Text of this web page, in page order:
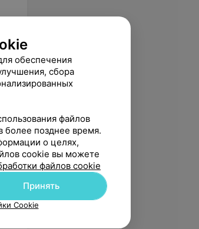
обеспечения
сбора
файлов
более позднее время.
о целях,
cookie вы можете
файлов cookie
Принять
Cookie